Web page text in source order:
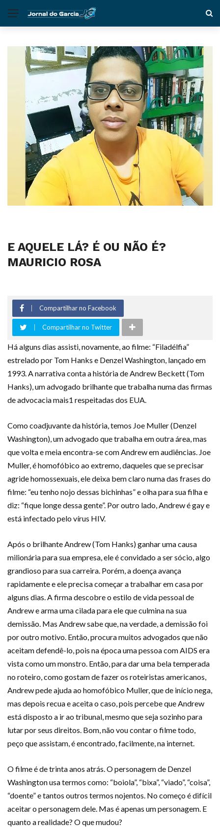
E AQUELE LÁ? É OU NÃO É?
MAURICIO ROSA
Compartilhar no Facebook
Compartilhar no Twitter
Há alguns dias assisti, novamente, ao filme: “Filadélfia”
estrelado por Tom Hanks e Denzel Washington, lançado em
1993. A narrativa conta a história de Andrew Beckett (Tom
Hanks), um advogado brilhante que trabalha numa das firmas
de advocacia mais1 respeitadas dos EUA.
Como coadjuvante da história, temos Joe Muller (Denzel
Washington), um advogado que trabalha em outra área, mas
que volta e meia encontra-se com Andrew em audiências. Joe
Muller, é homofóbico ao extremo, daqueles que se precisar
agride homossexuais, ele deixa bem claro numa das frases do
filme: “eu tenho nojo dessas bichinhas” e olha para sua filha e
diz: “fique longe dessa gente”. Por outro lado, Andrew é gay e
está infectado pelo vírus HIV.
Após o brilhante Andrew (Tom Hanks) ganhar uma causa
milionária para sua empresa, ele é convidado a ser sócio, algo
grandioso para sua carreira. Porém, a doença avança
rapidamente e ele precisa começar a trabalhar em casa por
alguns dias. A firma descobre o estilo de vida pessoal de
Andrew e arma uma cilada para ele que culmina na sua
demissão. Mas Andrew sabe que, na verdade, a demissão foi
por outro motivo. Então, procura muitos advogados que não
aceitam defendê-lo, pois na época uma pessoa com AIDS era
vista como um monstro. Então, para dar uma bela temperada
no roteiro, como gostam de fazer os roteiristas americanos,
Andrew pede ajuda ao homofóbico Muller, que de início nega,
mas depois recua e aceita o caso, pois percebe que Andrew
está disposto a ir ao tribunal, mesmo que seja sozinho para
lutar por seus direitos. Bom, não vou contar o filme todo,
peço que assistam, é encontrado, facilmente, na internet.
O filme é de trinta anos atrás. O personagem de Denzel
Washington usa termos como: “boiola”, “bixa”, “viado”, “coisa”,
“doente” e tantos outros termos nojentos. No começo é difícil
aceitar o personagem dele. Mas é apenas um personagem. E
quanto a realidade? O que mudou?